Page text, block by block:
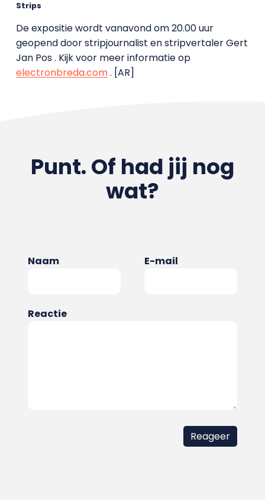
Strips
De expositie wordt vanavond om 20.00 uur
geopend door stripjournalist en stripvertaler Gert
Jan Pos . Kijk voor meer informatie op
electronbreda.com. [AR]
Punt. Of had jij nog
wat?
Naam E-mail
Reactie